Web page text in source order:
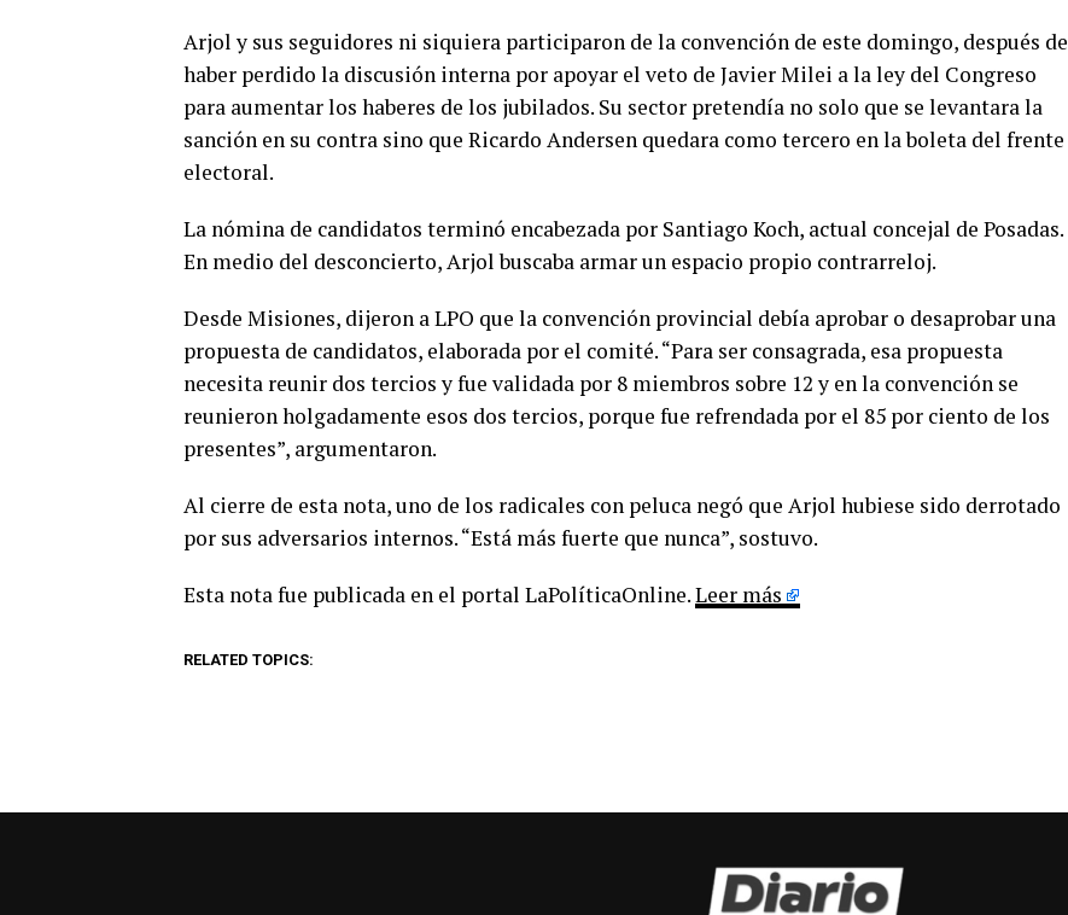
Arjol y sus seguidores ni siquiera participaron de la convención de este domingo, después de
haber perdido la discusión interna por apoyar el veto de Javier Milei a la ley del Congreso
para aumentar los haberes de los jubilados. Su sector pretendía no solo que se levantara la
sanción en su contra sino que Ricardo Andersen quedara como tercero en la boleta del frente
electoral.
La nómina de candidatos terminó encabezada por Santiago Koch, actual concejal de Posadas.
En medio del desconcierto, Arjol buscaba armar un espacio propio contrarreloj.
Desde Misiones, dijeron a LPO que la convención provincial debía aprobar o desaprobar una
propuesta de candidatos, elaborada por el comité. “Para ser consagrada, esa propuesta
necesita reunir dos tercios y fue validada por 8 miembros sobre 12 y en la convención se
reunieron holgadamente esos dos tercios, porque fue refrendada por el 85 por ciento de los
presentes”, argumentaron.
Al cierre de esta nota, uno de los radicales con peluca negó que Arjol hubiese sido derrotado
por sus adversarios internos. “Está más fuerte que nunca”, sostuvo.
Esta nota fue publicada en el portal LaPolíticaOnline.Leer más
RELATED TOPICS: